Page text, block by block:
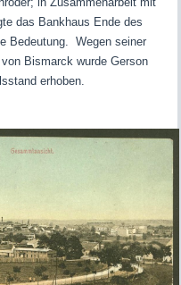
das Bankhaus Ende des
Bedeutung. Wegen seiner
Bismarck wurde Gerson
erhoben.